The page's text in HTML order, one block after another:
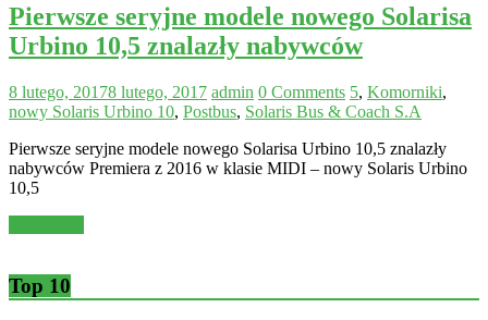
Pierwsze seryjne modele nowego Solarisa
Urbino 10,5 znalazły nabywców
8 lutego, 20178 lutego, 2017 admin 0 Comments 5, Komorniki,
nowy Solaris Urbino 10, Postbus, Solaris Bus & Coach S.A
Pierwsze seryjne modele nowego Solarisa Urbino 10,5 znalazły
nabywców Premiera z 2016 w klasie MIDI – nowy Solaris Urbino
10,5
Top 10